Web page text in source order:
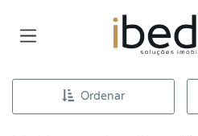
Página
Ordenar